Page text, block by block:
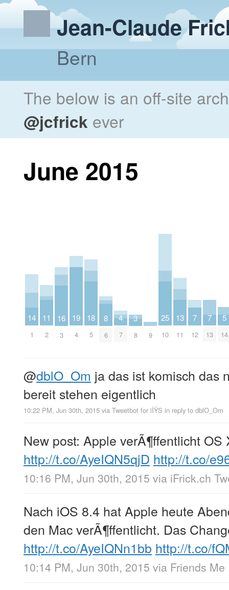
Jean-Claude
Bern
The below is an off-site
@jcfrick ever
June 2015
14
1
11
2
16
3
19
4
18
5
8
6
4
7
3
8 9
25
10
13
11
7
12
7
13
5
14
@dblO_Om ja das ist komisch das
bereit stehen eigentlich
10:22 PM, Jun 30th, 2015 via Tweetbot for iÎŸS in reply to dblO_Om
New post: Apple verÃ¶ffentlicht OS
http://t.co/AyeIQN5qjD http://t.co/
10:16 PM, Jun 30th, 2015 via iFrick.ch
Nach iOS 8.4 hat Apple heute
den Mac verÃ¶ffentlicht. Das
http://t.co/AyeIQNn1bb http://t.co/
10:14 PM, Jun 30th, 2015 via Friends Me